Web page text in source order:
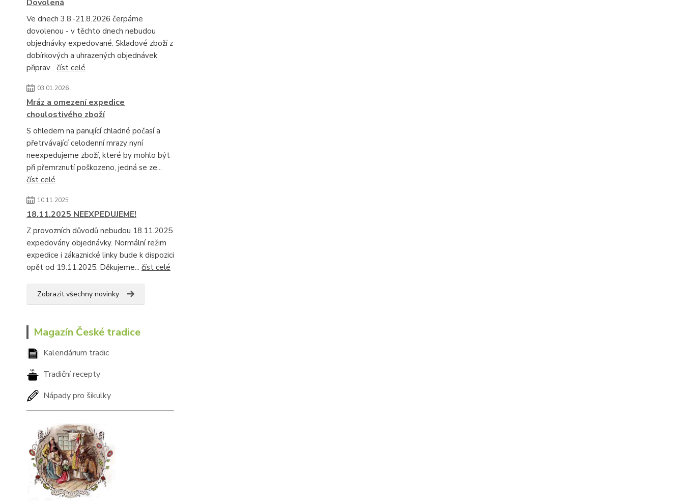
Dovolená
Ve dnech 3.8.-21.8.2026 čerpáme
dovolenou - v těchto dnech nebudou
objednávky expedované. Skladové zboží z
dobírkových a uhrazených objednávek
připrav... číst celé
03.01.2026
Mráz a omezení expedice
choulostivého zboží
S ohledem na panující chladné počasí a
přetrvávající celodenní mrazy nyní
neexpedujeme zboží, které by mohlo být
při přemrznutí poškozeno, jedná se ze...
číst celé
10.11.2025
18.11.2025 NEEXPEDUJEME!
Z provozních důvodů nebudou 18.11.2025
expedovány objednávky. Normální režim
expedice i zákaznické linky bude k dispozici
opět od 19.11.2025. Děkujeme... číst celé
Zobrazit všechny novinky
Magazín České tradice
Kalendárium tradic
Tradiční recepty
Nápady pro šikulky